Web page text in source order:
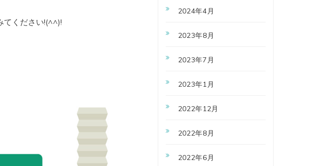
てください!(^^)!
2024年4月
2023年8月
2023年7月
2023年1月
2022年12月
2022年8月
2022年6月